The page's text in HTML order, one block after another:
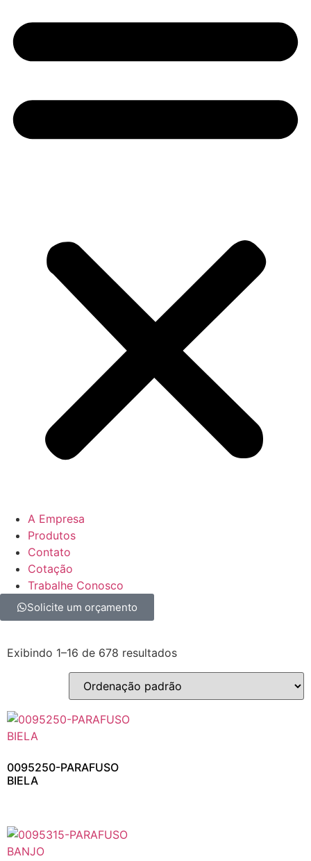
A Empresa
Produtos
Contato
Cotação
Trabalhe Conosco
Solicite um orçamento
Exibindo 1–16 de 678 resultados
0095250-PARAFUSO
BIELA